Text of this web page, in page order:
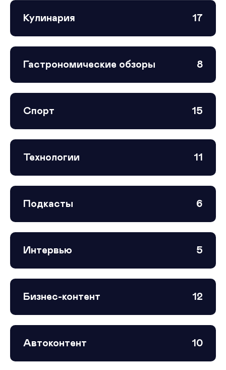
Кулинария 17
Гастрономические обзоры 8
Спорт 15
Технологии 11
Подкасты 6
Интервью 5
Бизнес-контент 12
Автоконтент 10